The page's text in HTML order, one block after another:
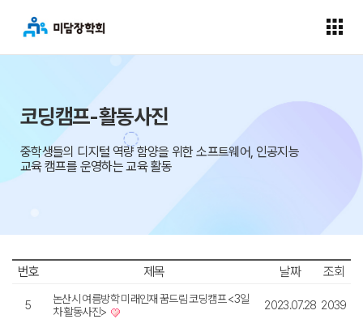
코딩캠프-활동사진
중학생들의 디지털 역량 함양을 위한 소프트웨어, 인공지능
교육 캠프를 운영하는 교육 활동
번호 제목 날짜 조회
5
논산시 여름방학 미래인재 꿈드림 코딩캠프 <3일
차 활동사진>
2023.07.28 2039